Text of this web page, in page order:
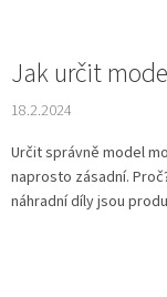
Jak určit
18.2.2024
Určit správně model
naprosto zásadní.
náhradní díly jsou